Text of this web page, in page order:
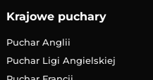
Krajowe puchary
Puchar Anglii
Puchar Ligi Angielskiej